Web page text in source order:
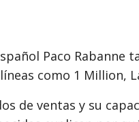
Paco
como 1 Million,
de ventas y su